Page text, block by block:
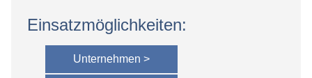
Einsatzmöglichkeiten:
Unternehmen >